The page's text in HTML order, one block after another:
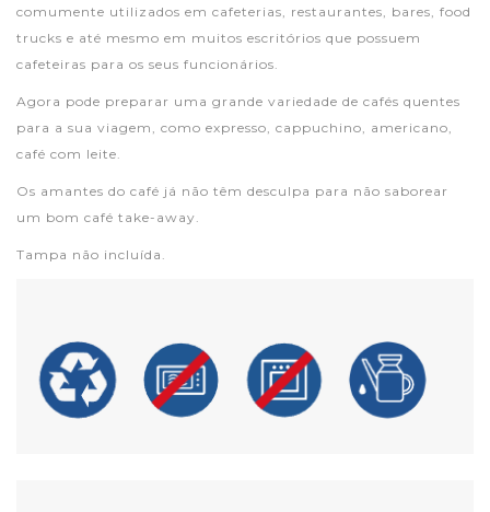
comumente utilizados ​​em cafeterias, restaurantes, bares, food
trucks e até mesmo em muitos escritórios que possuem
cafeteiras para os seus funcionários.
Agora pode preparar uma grande variedade de cafés quentes
para a sua viagem, como expresso, cappuchino, americano,
café com leite.
Os amantes do café já não têm desculpa para não saborear
um bom café take-away.
Tampa não incluída.